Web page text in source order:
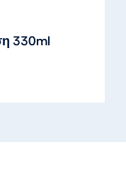
330ml